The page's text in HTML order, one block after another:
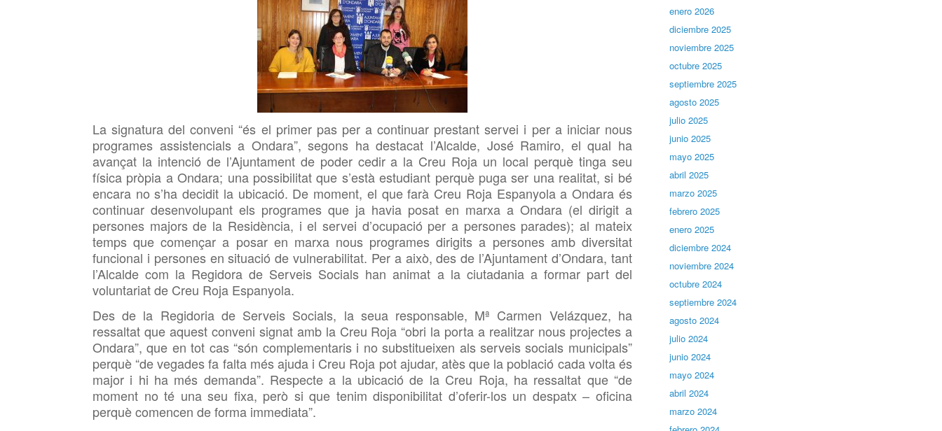
La signatura del conveni “és el primer pas per a continuar prestant servei i per a iniciar nous
programes assistencials a Ondara”, segons ha destacat l’Alcalde, José Ramiro, el qual ha
avançat la intenció de l’Ajuntament de poder cedir a la Creu Roja un local perquè tinga seu
física pròpia a Ondara; una possibilitat que s’està estudiant perquè puga ser una realitat, si bé
encara no s’ha decidit la ubicació. De moment, el que farà Creu Roja Espanyola a Ondara és
continuar desenvolupant els programes que ja havia posat en marxa a Ondara (el dirigit a
persones majors de la Residència, i el servei d’ocupació per a persones parades); al mateix
temps que començar a posar en marxa nous programes dirigits a persones amb diversitat
funcional i persones en situació de vulnerabilitat. Per a això, des de l’Ajuntament d’Ondara, tant
l’Alcalde com la Regidora de Serveis Socials han animat a la ciutadania a formar part del
voluntariat de Creu Roja Espanyola.
Des de la Regidoria de Serveis Socials, la seua responsable, Mª Carmen Velázquez, ha
ressaltat que aquest conveni signat amb la Creu Roja “obri la porta a realitzar nous projectes a
Ondara”, que en tot cas “són complementaris i no substitueixen als serveis socials municipals”
perquè “de vegades fa falta més ajuda i Creu Roja pot ajudar, atès que la població cada volta és
major i hi ha més demanda”. Respecte a la ubicació de la Creu Roja, ha ressaltat que “de
moment no té una seu fixa, però si que tenim disponibilitat d’oferir-los un despatx – oficina
perquè comencen de forma immediata”.
enero 2026
diciembre 2025
noviembre 2025
octubre 2025
septiembre 2025
agosto 2025
julio 2025
junio 2025
mayo 2025
abril 2025
marzo 2025
febrero 2025
enero 2025
diciembre 2024
noviembre 2024
octubre 2024
septiembre 2024
agosto 2024
julio 2024
junio 2024
mayo 2024
abril 2024
marzo 2024